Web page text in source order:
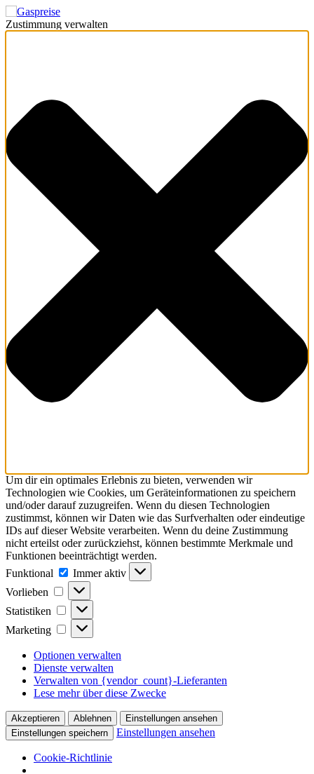
Zustimmung verwalten
Um dir ein optimales Erlebnis zu bieten, verwenden wir
Technologien wie Cookies, um Geräteinformationen zu speichern
und/oder darauf zuzugreifen. Wenn du diesen Technologien
zustimmst, können wir Daten wie das Surfverhalten oder eindeutige
IDs auf dieser Website verarbeiten. Wenn du deine Zustimmung
nicht erteilst oder zurückziehst, können bestimmte Merkmale und
Funktionen beeinträchtigt werden.
Funktional
Funktional
Immer aktiv
Vorlieben
Vorlieben
Statistiken Statistiken
Marketing Marketing
Optionen verwalten
Dienste verwalten
Verwalten von {vendor_count}-Lieferanten
Lese mehr über diese Zwecke
Akzeptieren Ablehnen
Einstellungen ansehen
Einstellungen speichern
Einstellungen ansehen
Cookie-Richtlinie